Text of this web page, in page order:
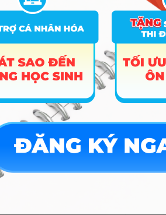
Kế toán
A00; A01;
D01; D07
3
Kế toán Sunderland, Anh (Cấp song
A00; A01;
D01; D07
D01; D07
5 Chất lượng cao Ngân hàng
A01; D01;
6 Ngân hàng
A00; A01;
A00; A01;
Tài chính – Ngân hàng Sunderland,
A00; A01;
9
Ngân hàng và Tài chính quốc tế
A00; A01;